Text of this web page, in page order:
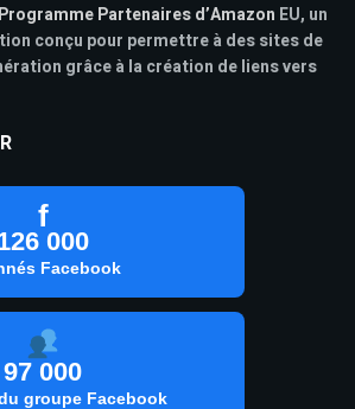
Programme Partenaires d’Amazon EU, un
conçu pour permettre à des sites de
grâce à la création de liens vers
f
000
Facebook
97 000
groupe Facebook